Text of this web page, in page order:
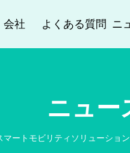
会社 よくある質問 ニ
ニュー
マートモビリティソリューショ